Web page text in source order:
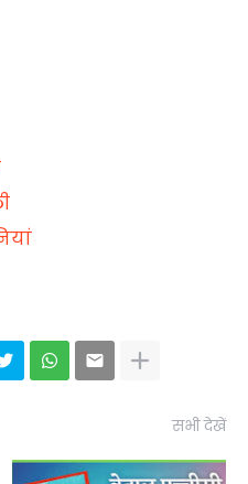
सभी देखें